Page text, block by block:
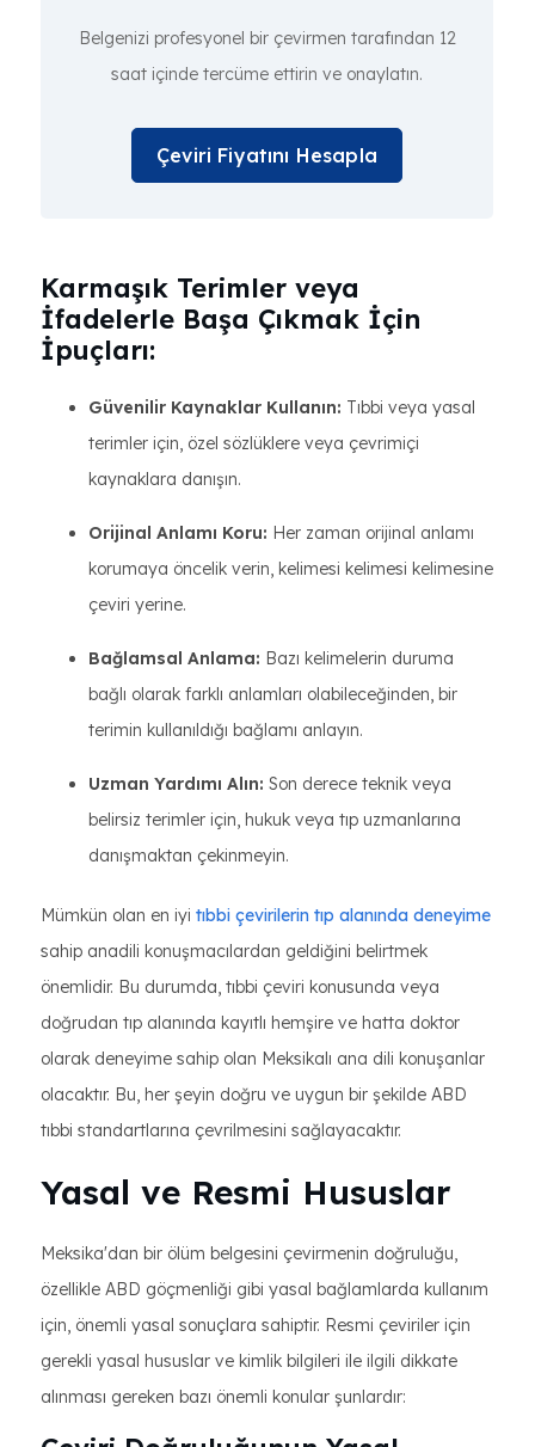
Belgenizi profesyonel bir çevirmen tarafından 12
saat içinde tercüme ettirin ve onaylatın.
Çeviri Fiyatını Hesapla
Karmaşık Terimler veya
İfadelerle Başa Çıkmak İçin
İpuçları:
Güvenilir Kaynaklar Kullanın: Tıbbi veya yasal
terimler için, özel sözlüklere veya çevrimiçi
kaynaklara danışın.
Orijinal Anlamı Koru: Her zaman orijinal anlamı
korumaya öncelik verin, kelimesi kelimesi kelimesine
çeviri yerine.
Bağlamsal Anlama: Bazı kelimelerin duruma
bağlı olarak farklı anlamları olabileceğinden, bir
terimin kullanıldığı bağlamı anlayın.
Uzman Yardımı Alın: Son derece teknik veya
belirsiz terimler için, hukuk veya tıp uzmanlarına
danışmaktan çekinmeyin.
Mümkün olan en iyi tıbbi çevirilerin tıp alanında deneyime
sahip anadili konuşmacılardan geldiğini belirtmek
önemlidir. Bu durumda, tıbbi çeviri konusunda veya
doğrudan tıp alanında kayıtlı hemşire ve hatta doktor
olarak deneyime sahip olan Meksikalı ana dili konuşanlar
olacaktır. Bu, her şeyin doğru ve uygun bir şekilde ABD
tıbbi standartlarına çevrilmesini sağlayacaktır.
Yasal ve Resmi Hususlar
Meksika'dan bir ölüm belgesini çevirmenin doğruluğu,
özellikle ABD göçmenliği gibi yasal bağlamlarda kullanım
için, önemli yasal sonuçlara sahiptir. Resmi çeviriler için
gerekli yasal hususlar ve kimlik bilgileri ile ilgili dikkate
alınması gereken bazı önemli konular şunlardır: